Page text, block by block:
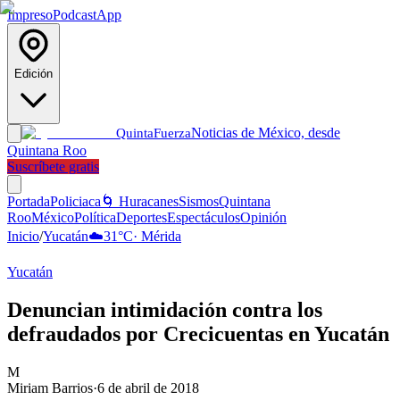
ImpresoPodcastApp
Edición
QuintaFuerzaNoticias de México, desde
Quintana Roo
Suscríbete gratis
PortadaPoliciaca 🌀 HuracanesSismosQuintana
RooMéxicoPolíticaDeportesEspectáculosOpinión
Inicio/Yucatán☁️31°C· Mérida
Yucatán
Denuncian intimidación contra los
defraudados por Crecicuentas en Yucatán
M
Miriam Barrios·6 de abril de 2018